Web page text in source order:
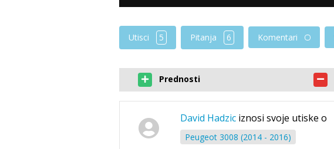
Utisci 5 Pitanja 6 Komentari
Prednosti
David Hadzic iznosi svoje utiske o
Peugeot 3008 (2014 - 2016)